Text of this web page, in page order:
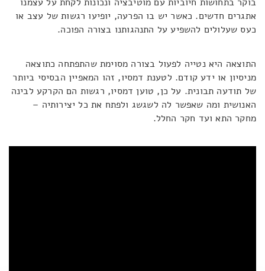
אתגרים חדשים. כאשר יש בו הפרעה, יופיעו רגשות של עצב או
כעס שעלולים להשפיע על התנהגותנו בצורה הפוכה.
התוצאה היא נטייה לפעול בצורה מסוימת שהתפתחה כתוצאה
מניסיון או ידע קודם. לטענת דמסיו, זהו המאפיין הבסיסי ביותר
של תודעה תבונית. על כן, טוען דמסיו, רגשות הם הקרקע לבינה
האנושית ומה שאפשר לה לשגשג ולפתח את כל יצירותיה –
מחקר התא ועד חקר החלל.